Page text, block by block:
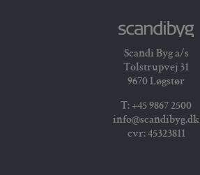
Scandi Byg a/s
Tolstrupvej 31
9670 Løgstør
T: +45 9867 2500
info@scandibyg.dk
cvr: 45323811